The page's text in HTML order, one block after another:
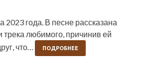
года. В песне рассказана
трека любимого, причинив ей
что…
ПОДРОБНЕЕ